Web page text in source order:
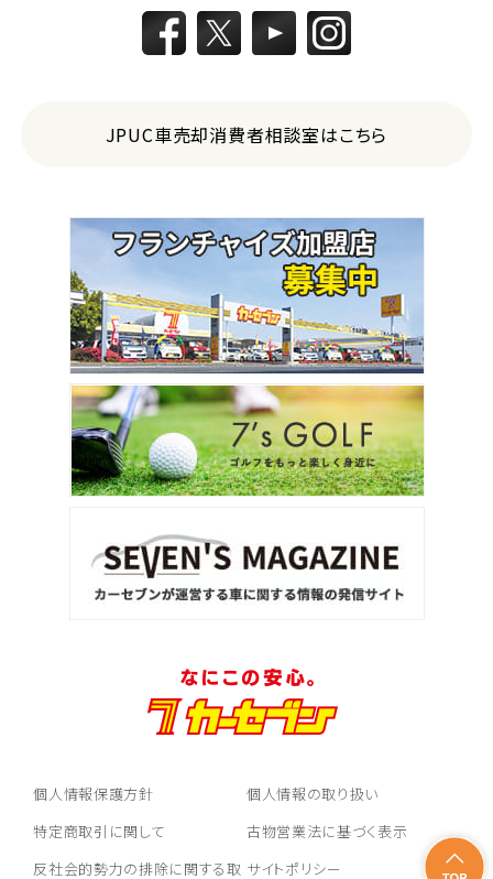
JPUC車売却消費者相談室はこちら
個人情報保護方針
個人情報の取り扱い
特定商取引に関して
古物営業法に基づく表示
反社会的勢力の排除に関する取 サイトポリシー